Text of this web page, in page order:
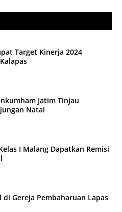
Target Kinerja 2024
Jatim Tinjau
Natal
I Malang Dapatkan Remisi
di Gereja Pembaharuan Lapas